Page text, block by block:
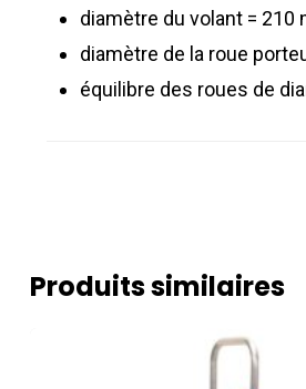
diamètre du volant = 210
diamètre de la roue
équilibre des roues de
Produits similaires